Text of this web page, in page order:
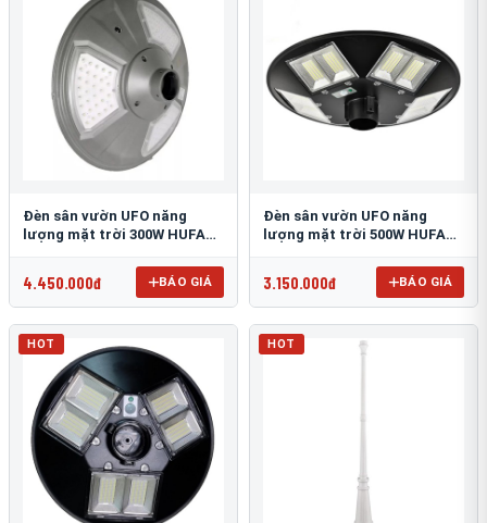
Đèn sân vườn UFO năng
lượng mặt trời 300W HUFA
4.450.000đ BÁO GIÁ
Đèn sân vườn UFO năng
lượng mặt trời 500W HUFA
3.150.000đ BÁO GIÁ
HOT HOT